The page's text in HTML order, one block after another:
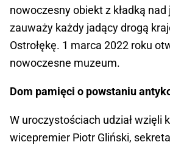
nowoczesny obiekt z kładką
zauważy każdy jadący drogą
Ostrołękę. 1 marca 2022 roku
nowoczesne muzeum.
Dom pamięci o powstaniu
W uroczystościach udział wzięli
wicepremier Piotr Gliński,